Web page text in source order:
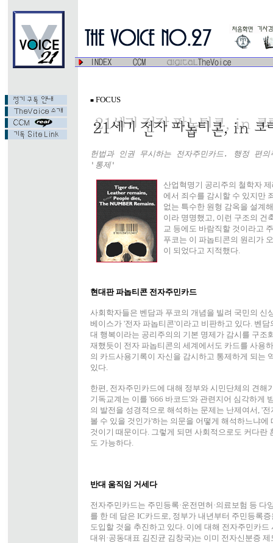
■ FOCUS
헌법과 인권 무시하는 전자주민카드. 행정 편
'통제'
산업혁명기 공리주의 철학자
에서 죄수를 감시할 수 있지만
없는 특수한 원형 감옥을 설계
이라 명명했고, 이런 구조의 건
교 등에도 바람직할 것이라고
푸코는 이 파놉티콘의 원리가
이 되었다고 지적했다.
현대판 파놉티콘 전자주민카드
사회학자들은 벤담과 푸코의 개념을 빌려 국민의 신
베이스가 '전자 파놉티콘'이라고 비판하고 있다. 벤
대 행복이라는 공리주의의 기본 명제가 감시를 구조
재했듯이 전자 파놉티콘의 세계에서도 카드를 사용
의 카드사용기록이 자신을 감시하고 통제하게 되는
있다.
한편, 전자주민카드에 대해 정부와 시민단체의 견해
기독교계는 이를 '666 바코드'와 관련지어 심각하게
의 발전을 성경적으로 해석하는 문제는 난제여서, '
볼 수 있을 것인가'하는 의문을 어떻게 해석하느냐에
것이기 때문이다. 그렇게 되면 사회적으로도 커다란
도 가능하다.
반대 움직임 거세다
전자주민카드는 주민등록·운전면허·의료보험 등 다
를 한 데 담은 IC카드로, 정부가 내년부터 주민등록
도입할 것을 추진하고 있다. 이에 대해 전자주민카
대위·공동대표 김진균 김창국)는 이미 전자신분증